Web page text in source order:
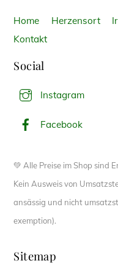
Home Herzensort
Kontakt
Social
Instagram
Facebook
💚 Alle Preise im Shop sind
Kein Ausweis von
ansässig und nicht
exemption).
Sitemap